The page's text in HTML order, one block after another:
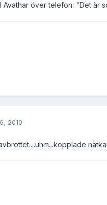
Avathar över telefon: "Det är
2010